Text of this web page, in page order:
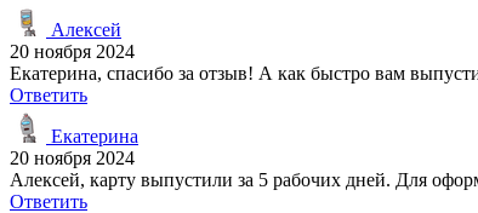
Алексей
20 ноября 2024
Екатерина, спасибо за отзыв! А как быстро вам
Ответить
Екатерина
20 ноября 2024
Алексей, карту выпустили за 5 рабочих дней. Для
Ответить